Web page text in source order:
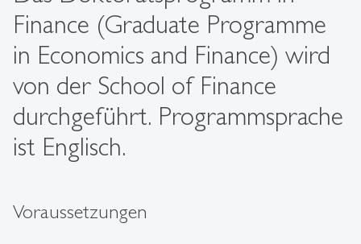
Finance (Graduate Programme
in Economics and Finance) wird
von der School of Finance
durchgeführt. Programmsprache
ist Englisch.
Voraussetzungen